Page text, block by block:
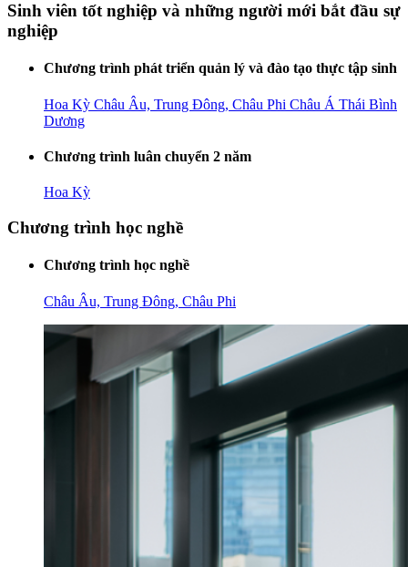
Sinh viên tốt nghiệp và những người mới bắt đầu sự
nghiệp
Chương trình phát triển quản lý và đào tạo thực tập sinh
Hoa Kỳ Châu Âu, Trung Đông, Châu Phi Châu Á Thái Bình
Dương
Chương trình luân chuyển 2 năm
Hoa Kỳ
Chương trình học nghề
Chương trình học nghề
Châu Âu, Trung Đông, Châu Phi